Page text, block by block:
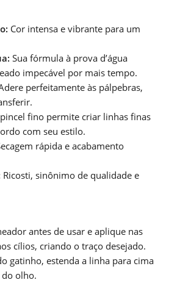
Cor intensa e vibrante para um
Sua fórmula à prova d’água
impecável por mais tempo.
perfeitamente às pálpebras,
fino permite criar linhas finas
com seu estilo.
rápida e acabamento
Ricosti, sinônimo de qualidade e
antes de usar e aplique nas
cílios, criando o traço desejado.
gatinho, estenda a linha para cima
olho.